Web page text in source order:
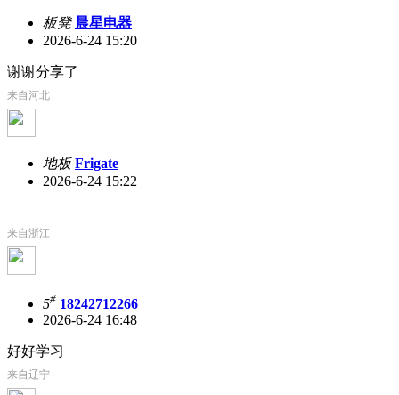
板凳 晨星电器
2026-6-24 15:20
谢谢分享了
来自河北
地板 Frigate
2026-6-24 15:22
来自浙江
5# 18242712266
2026-6-24 16:48
好好学习
来自辽宁